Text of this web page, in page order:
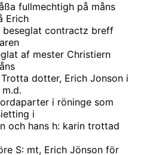
fullmechtigh på måns
Erich
beseglat contractz breff
af mester Christiern
dotter, Erich Jonson i
i röninge som
i
och hans h: karin trottad
S: mt, Erich Jönson för